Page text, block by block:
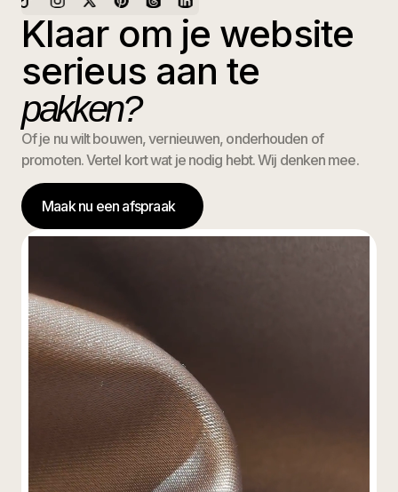
Klaar om je website
serieus aan te
pakken?
Of je nu wilt bouwen, vernieuwen, onderhouden of
promoten. Vertel kort wat je nodig hebt. Wij denken mee.
Maak nu een afspraak